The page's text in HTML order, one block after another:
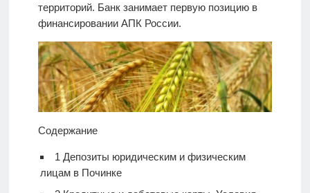
территорий. Банк занимает первую позицию в
финансировании АПК России.
Содержание
1 Депозиты юридическим и физическим
лицам в Починке